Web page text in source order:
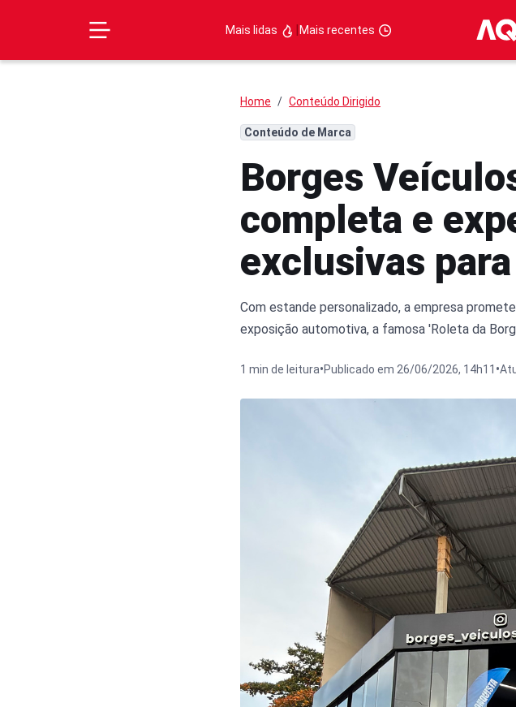
Mais lidas |Mais recentes
Home Conteúdo Dirigido
Conteúdo de Marca
Borges
completa e
exclusivas
Com estande personalizado, a empresa
exposição automotiva, a famosa 'Roleta da
1 min de leitura•Publicado em 26/06/2026, 14h11 •